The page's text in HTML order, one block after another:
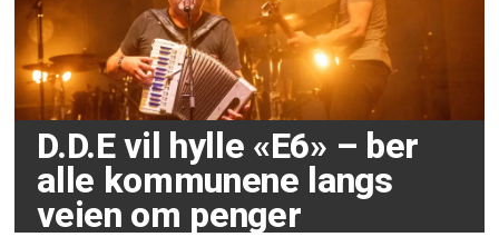
D.D.E vil hylle «E6» – ber
alle kommunene langs
veien om penger